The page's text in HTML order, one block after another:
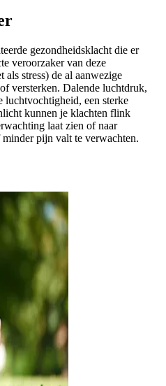
gezondheidsklacht die er
veroorzaker van deze
als stress) de al aanwezige
versterken. Dalende luchtdruk,
luchtvochtigheid, een sterke
kunnen je klachten flink
laat zien of naar
pijn valt te verwachten.